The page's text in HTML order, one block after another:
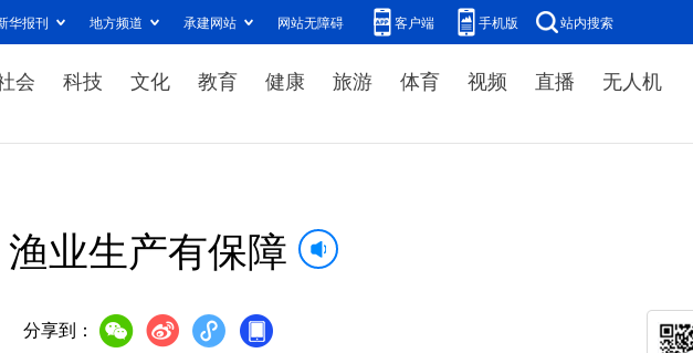
华报刊 地方频道 承建网站 网站无障碍 客户端 手机版 站内搜索
会 科技 文化 教育 健康 旅游 体育 视频 直播 无人机
业生产有保障
分享到：